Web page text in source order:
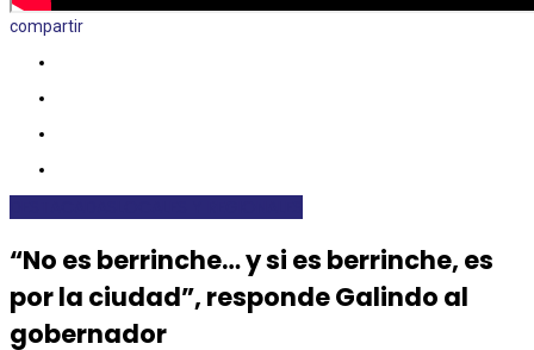
compartir
“No es berrinche… y si es berrinche, es
por la ciudad”, responde Galindo al
gobernador